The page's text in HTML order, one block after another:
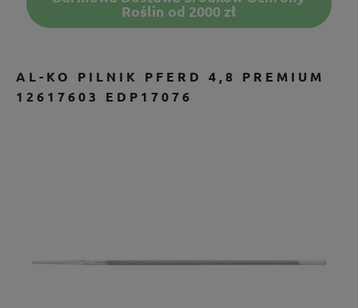
Roślin od 2000 zł
AL-KO PILNIK PFERD 4,8 PREMIUM
12617603 EDP17076